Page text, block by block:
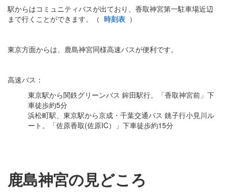
駅からはコミュニティバスが出ており、香取神宮第一駐車場近辺
まで行くことができます。（ 時刻表 ）
東京方面からは、鹿島神宮同様高速バスが便利です。
高速バス：
東京駅から関鉄グリーンバス 鉾田駅行。「香取神宮前」下
車徒歩約5分
浜松町駅、東京駅から京成・千葉交通バス 銚子行小見川ル
ート。「佐原香取(佐原IC）」下車徒歩約15分
鹿島神宮の見どころ